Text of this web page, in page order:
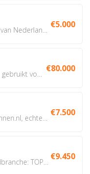
€5.000
€80.000
€7.500
€9.450